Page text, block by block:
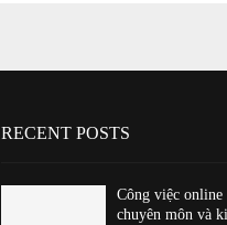
RECENT POSTS
Công việc
chuyên môn và